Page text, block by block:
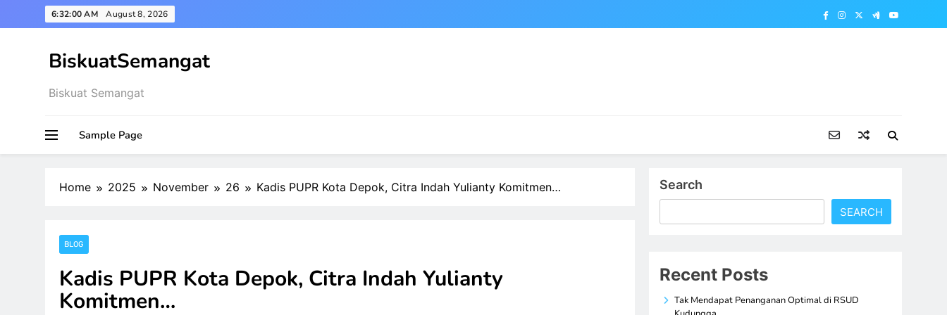
to
6:32:01 AM August 8, 2026
BiskuatSemangat
Biskuat Semangat
Sample Page
Home 2025 November 26 Kadis PUPR Kota Depok, Citra Indah Yulianty Komitmen…
BLOG
Kadis PUPR Kota Depok, Citra Indah Yulianty
Komitmen…
Search
SEARCH
Recent Posts
Tak Mendapat Penanganan Optimal di RSUD